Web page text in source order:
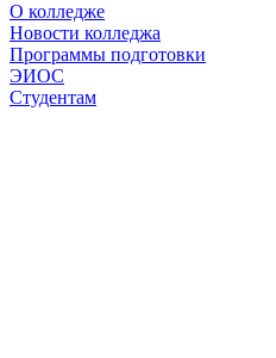
О колледже
Новости колледжа
Программы подготовки
ЭИОС
Студентам